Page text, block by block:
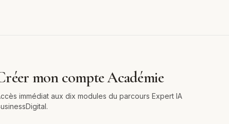
mon compte Académie
immédiat aux dix modules du parcours Expert IA